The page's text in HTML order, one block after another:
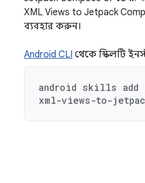
XML Views to Jetpack
ব্যবহার করুন।
Android CLI থেকে স্কিলটি
android skills
xml-views-to-